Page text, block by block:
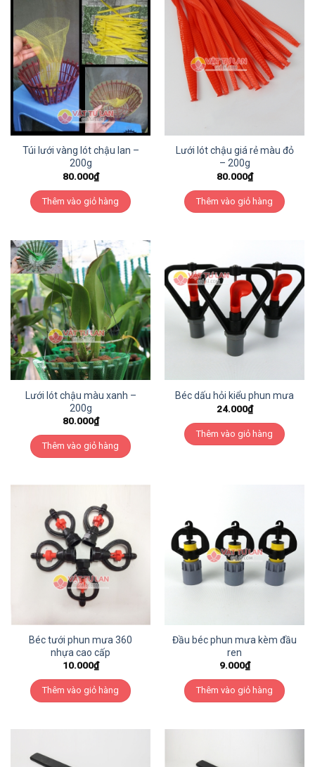
Túi lưới vàng lót chậu lan –
200g
80.000₫
Thêm vào giỏ hàng
Lưới lót chậu giá rẻ màu đỏ
– 200g
80.000₫
Thêm vào giỏ hàng
Lưới lót chậu màu xanh –
200g
80.000₫
Thêm vào giỏ hàng
Béc dấu hỏi kiểu phun mưa
24.000₫
Thêm vào giỏ hàng
Béc tưới phun mưa 360
nhựa cao cấp
10.000₫
Thêm vào giỏ hàng
Đầu béc phun mưa kèm đầu
ren
9.000₫
Thêm vào giỏ hàng